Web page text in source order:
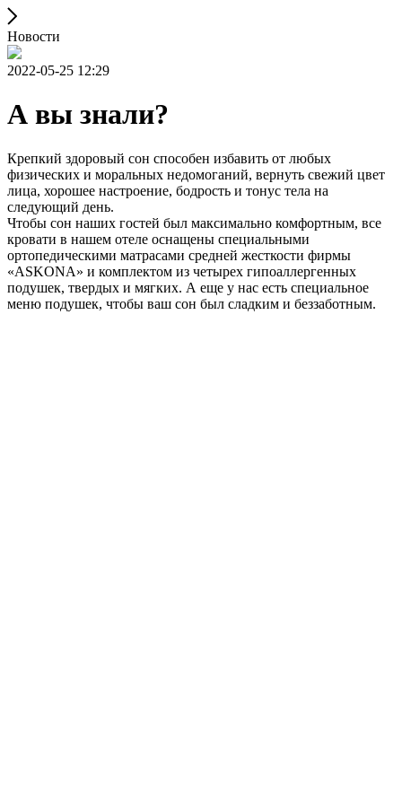
Новости
2022-05-25 12:29
А вы знали?
Крепкий здоровый сон способен избавить от любых
физических и моральных недомоганий, вернуть свежий цвет
лица, хорошее настроение, бодрость и тонус тела на
следующий день.
Чтобы сон наших гостей был максимально комфортным, все
кровати в нашем отеле оснащены специальными
ортопедическими матрасами средней жесткости фирмы
«ASKONA» и комплектом из четырех гипоаллергенных
подушек, твердых и мягких. А еще у нас есть специальное
меню подушек, чтобы ваш сон был сладким и беззаботным.